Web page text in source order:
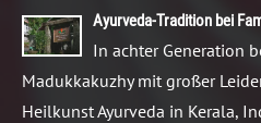
Ayurveda-Tradition bei
In achter Generation
Madukkakuzhy mit großer
Heilkunst Ayurveda in Kerala,